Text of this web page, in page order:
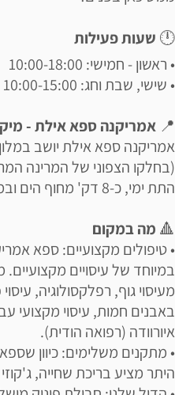
🕛 שעות פעילות
• ראשון - חמישי: 10:00-18:00
• שישי, שבת וחג: 10:00-15:00
📍 אמריקנה ספא אילת -
התת ימי, כ-8 דק' מחוף הים ובמרחק של 5 דק' מקניון "מול הים".
🔺 מה במקום
• טיפולים מקצועיים: ספא
במיוחד של עיסויים מקצועיים.
מעיסוי גוף, רפלקסולוגיה,
באבנים חמות, עיסוי מקצועי
איורוודה (רפואה הודית).
• מתקנים משלימים: כיוון
היתר מציע בריכת שחייה,